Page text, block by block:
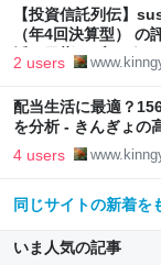
【投資信託列伝】
（年4回決算型） の
活を目指すブログ
2 users
配当生活に最適？
を分析 - きんぎょの
4 users
同じサイトの新着を
いま人気の記事